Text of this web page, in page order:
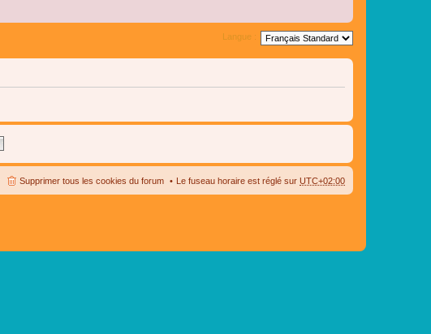
Langue :
Le fuseau horaire est réglé sur UTC+02:00
Supprimer tous les cookies du forum